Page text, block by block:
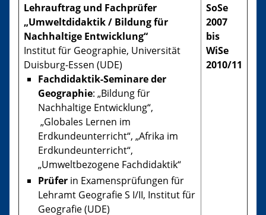
Lehrauftrag und Fachprüfer
„Umweltdidaktik / Bildung für
Nachhaltige Entwicklung“
Institut für Geographie, Universität
Duisburg-Essen (UDE)
Fachdidaktik-Seminare der
Geographie: „Bildung für
Nachhaltige Entwicklung“,
„Globales Lernen im
Erdkundeunterricht“, „Afrika im
Erdkundeunterricht“,
„Umweltbezogene Fachdidaktik“
Prüfer in Examensprüfungen für
Lehramt Geografie S I/II, Institut für
Geografie (UDE)
SoSe
2007
bis
WiSe
2010/11